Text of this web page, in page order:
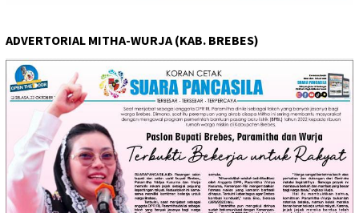
ADVERTORIAL MITHA-WURJA (KAB. BREBES)